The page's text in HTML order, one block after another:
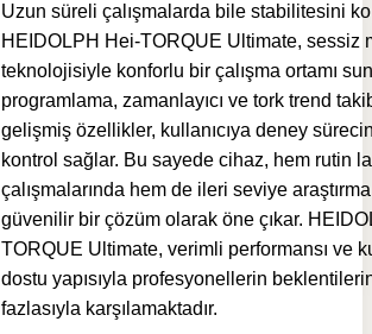
Uzun süreli çalışmalarda bile stabilitesini
HEIDOLPH Hei-TORQUE Ultimate, sessiz
teknolojisiyle konforlu bir çalışma ortamı
programlama, zamanlayıcı ve tork trend
gelişmiş özellikler, kullanıcıya deney
kontrol sağlar. Bu sayede cihaz, hem rutin
çalışmalarında hem de ileri seviye
güvenilir bir çözüm olarak öne çıkar.
TORQUE Ultimate, verimli performansı ve
dostu yapısıyla profesyonellerin
fazlasıyla karşılamaktadır.